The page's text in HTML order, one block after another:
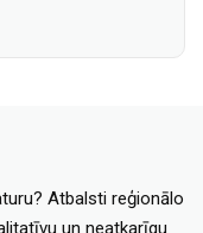
Atbalsti reģionālo
un neatkarīgu